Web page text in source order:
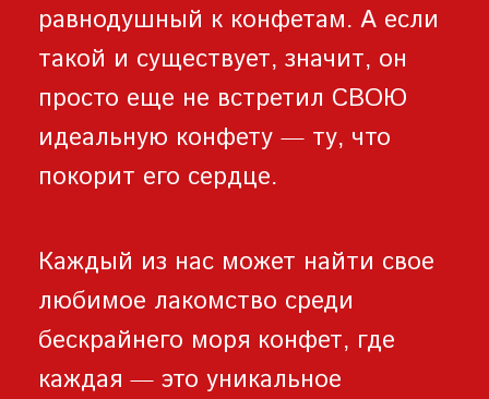
равнодушный к конфетам. А если
такой и существует, значит, он
просто еще не встретил СВОЮ
идеальную конфету — ту, что
покорит его сердце.
Каждый из нас может найти свое
любимое лакомство среди
бескрайнего моря конфет, где
каждая — это уникальное